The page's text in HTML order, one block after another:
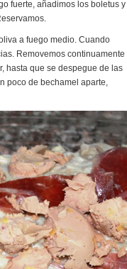
fuerte, añadimos los boletus y
a fuego medio. Cuando
Removemos continuamente
hasta que se despegue de las
poco de bechamel aparte,